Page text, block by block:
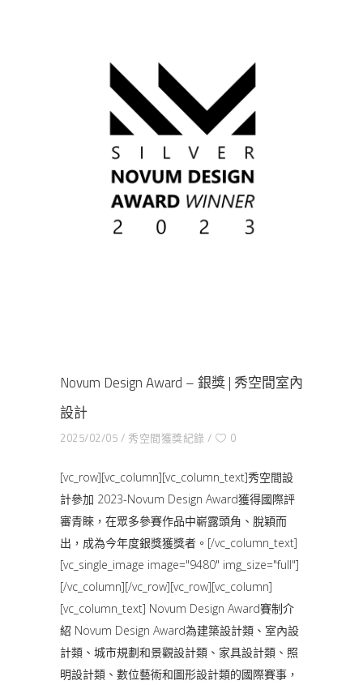
Novum Design Award – 銀獎 | 秀空間室內
設計
2025/02/05 秀空間獲獎紀錄 0
[vc_row][vc_column][vc_column_text]秀空間設
計參加 2023-Novum Design Award獲得國際評
審青睞，在眾多參賽作品中嶄露頭角、脫穎而
出，成為今年度銀獎獲獎者。[/vc_column_text]
[vc_single_image image="9480" img_size="full"]
[/vc_column][/vc_row][vc_row][vc_column]
[vc_column_text] Novum Design Award賽制介
紹 Novum Design Award為建築設計類、室內設
計類、城市規劃和景觀設計類、家具設計類、照
明設計類、數位藝術和圖形設計類的國際賽事，